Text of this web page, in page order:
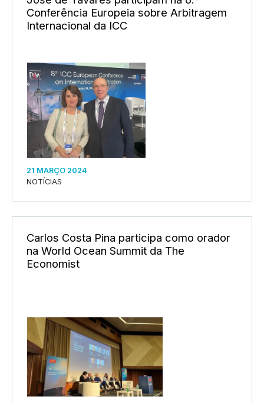
Conferência Europeia sobre Arbitragem
Internacional da ICC
21 MARÇO 2024
NOTÍCIAS
Carlos Costa Pina participa como orador
na World Ocean Summit da The
Economist